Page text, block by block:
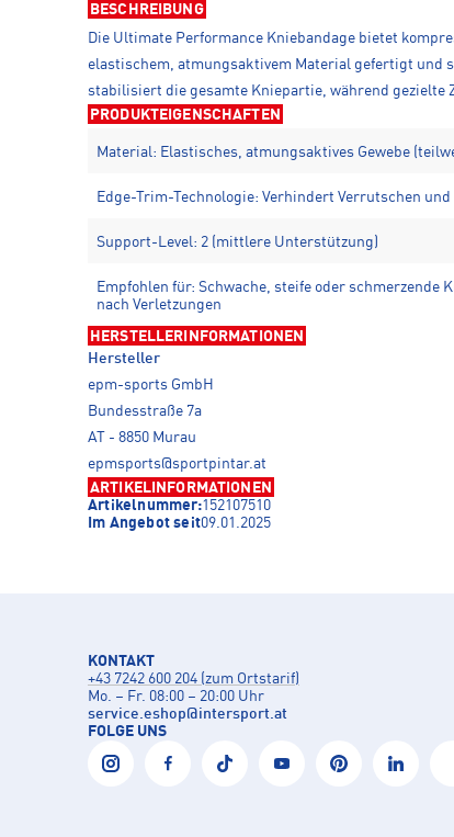
BESCHREIBUNG
Die Ultimate Performance Kniebandage bietet
elastischem, atmungsaktivem Material gefertigt und
stabilisiert die gesamte Kniepartie, während gezielte
PRODUKTEIGENSCHAFTEN
Material: Elastisches, atmungsaktives Gewebe
Edge-Trim-Technologie: Verhindert Verrutschen
Support-Level: 2 (mittlere Unterstützung)
Empfohlen für: Schwache, steife oder
nach Verletzungen
HERSTELLERINFORMATIONEN
Hersteller
epm-sports GmbH
Bundesstraße 7a
AT - 8850 Murau
epmsports@sportpintar.at
ARTIKELINFORMATIONEN
Artikelnummer:152107510
Im Angebot seit09.01.2025
KONTAKT
+43 7242 600 204 (zum Ortstarif)
Mo. – Fr. 08:00 – 20:00 Uhr
service.eshop@intersport.at
FOLGE UNS